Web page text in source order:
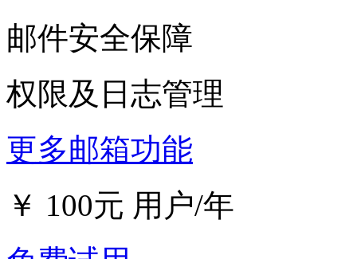
邮件安全保障
权限及日志管理
更多邮箱功能
￥ 100元 用户/年